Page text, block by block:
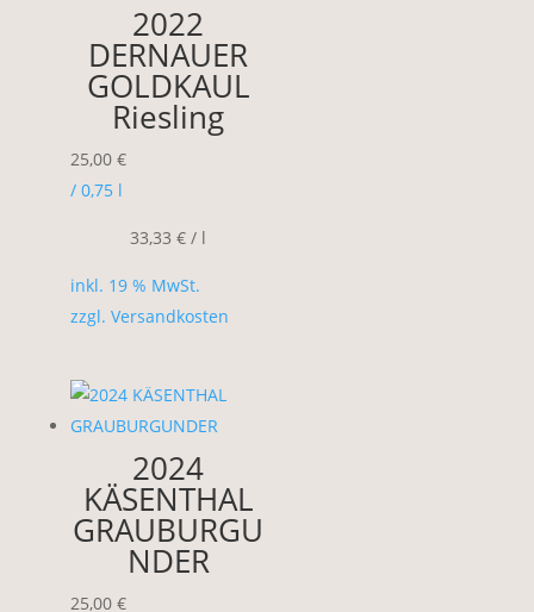
2022
DERNAUER
GOLDKAUL
Riesling
25,00 €
/ 0,75 l
33,33€ / l
inkl. 19 % MwSt.
zzgl. Versandkosten
2024
KÄSENTHAL
GRAUBURGU
NDER
25,00 €